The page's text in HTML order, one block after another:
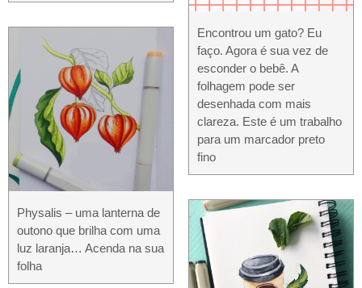
Physalis – uma lanterna de
outono que brilha com uma
luz laranja… Acenda na sua
folha
Encontrou um gato? Eu
faço. Agora é sua vez de
esconder o bebê. A
folhagem pode ser
desenhada com mais
clareza. Este é um trabalho
para um marcador preto
fino